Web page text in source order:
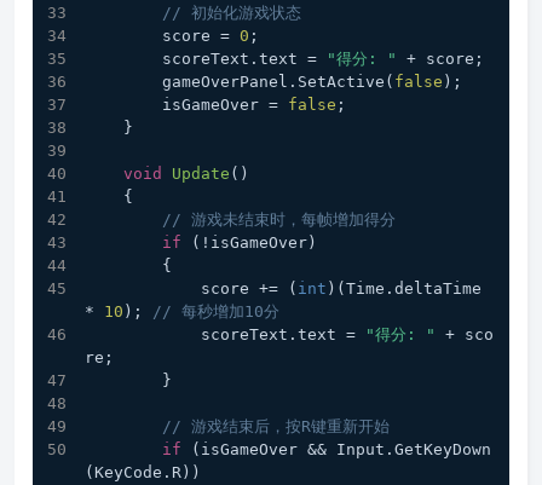
// 初始化游戏状态
        score =
0 ;
        scoreText.text =
"得分: "
+ score;
        gameOverPanel.SetActive(
false );
        isGameOver =
false ;
    }
void Update ( )
    {
// 游戏未结束时，每帧增加得分
if (!isGameOver)
        {
            score += (
int )(Time.deltaTime
* 10 ); // 每秒增加10分
            scoreText.text =
"得分: "
+ sco
re;
        }
// 游戏结束后，按R键重新开始
if (isGameOver && Input.GetKeyDown
(KeyCode.R))